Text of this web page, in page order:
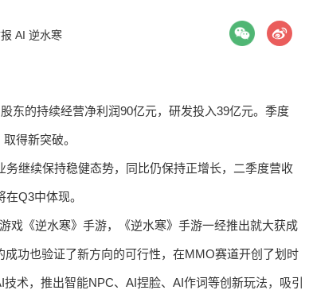
AI 逆水寒
东的持续经营净利润90亿元，研发投入39亿元。季度
得新突破。
继续保持稳健态势，同比仍保持正增长，二季度营收
Q3中体现。
戏《逆水寒》手游，《逆水寒》手游一经推出就大获成
功也验证了新方向的可行性，在MMO赛道开创了划时
术，推出智能NPC、AI捏脸、AI作词等创新玩法，吸引